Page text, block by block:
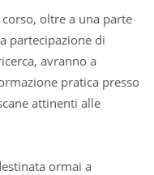
oltre a una parte
partecipazione di
avranno a
pratica presso
attinenti alle
ormai a